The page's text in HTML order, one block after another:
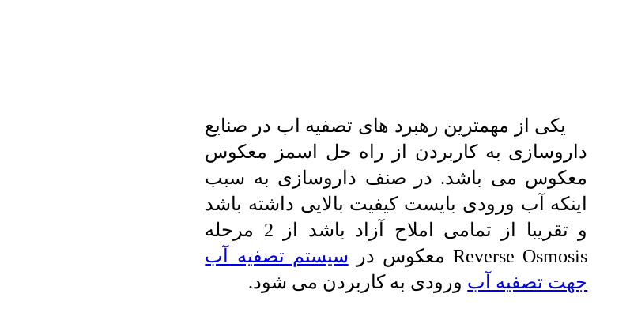
یكی از مهمترین رهبرد های تصفیه اب در صنایع
داروسازی به کاربردن از راه حل اسمز معکوس
معكوس می باشد. در صنف داروسازی به سبب
اینكه آب ورودی بایست كیفیت بالایی داشته باشد
و تقریبا از تمامی املاح آزاد باشد از 2 مرحله
Reverse Osmosis معكوس در
سیستم تصفیه آب
جهت تصفیه آب ورودی به کاربردن می شود.